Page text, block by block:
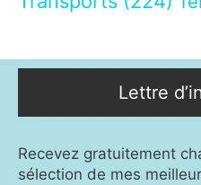
Lettre
Recevez gratuitement
sélection de mes